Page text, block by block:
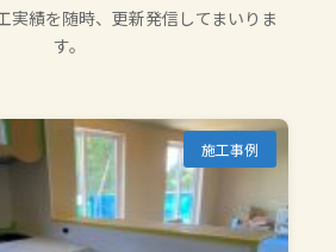
実績を随時、更新発信してまいりま
す。
施工事例